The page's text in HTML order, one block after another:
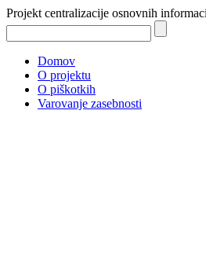
Projekt centralizacije osnovnih
Domov
O projektu
O piškotkih
Varovanje zasebnosti